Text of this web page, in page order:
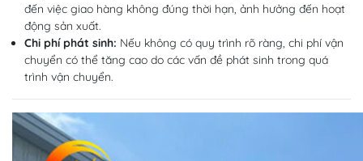
đến việc giao hàng không đúng thời hạn, ảnh hưởng đến hoạt
động sản xuất.
Chi phí phát sinh: Nếu không có quy trình rõ ràng, chi phí vận
chuyển có thể tăng cao do các vấn đề phát sinh trong quá
trình vận chuyển.